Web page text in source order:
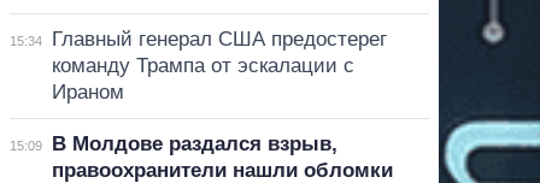
15:34
Главный генерал США предостерег
команду Трампа от эскалации с
Ираном
15:09
В Молдове раздался взрыв,
правоохранители нашли обломки